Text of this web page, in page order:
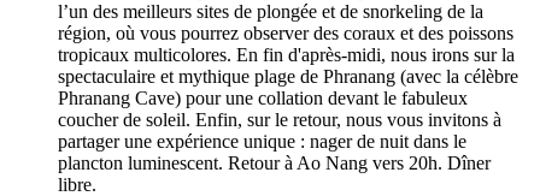
l’un des meilleurs sites de plongée et de snorkeling de la
région, où vous pourrez observer des coraux et des poissons
tropicaux multicolores. En fin d'après-midi, nous irons sur la
spectaculaire et mythique plage de Phranang (avec la célèbre
Phranang Cave) pour une collation devant le fabuleux
coucher de soleil. Enfin, sur le retour, nous vous invitons à
partager une expérience unique : nager de nuit dans le
plancton luminescent. Retour à Ao Nang vers 20h. Dîner
libre.